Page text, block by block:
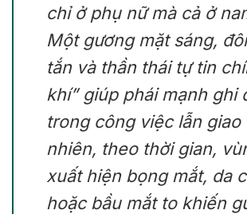
chỉ ở phụ nữ mà cả ở
Một gương mặt sáng,
tắn và thần thái tự tin
khí” giúp phái mạnh ghi
trong công việc lẫn giao
nhiên, theo thời gian,
xuất hiện bọng mắt, da
hoặc bầu mắt to khiến